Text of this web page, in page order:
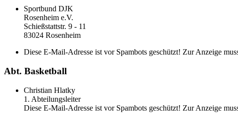
Sportbund DJK
Rosenheim e.V.
Schießstattstr. 9 - 11
83024 Rosenheim
Diese E-Mail-Adresse ist vor Spambots geschützt! Zur Anzeige
Abt. Basketball
Christian Hlatky
1. Abteilungsleiter
Diese E-Mail-Adresse ist vor Spambots geschützt! Zur Anzeige